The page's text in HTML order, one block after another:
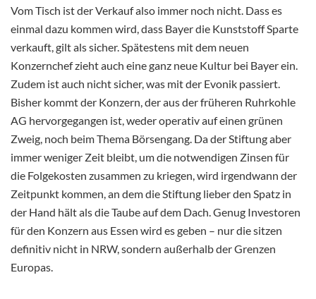
Vom Tisch ist der Verkauf also immer noch nicht. Dass es
einmal dazu kommen wird, dass Bayer die Kunststoff Sparte
verkauft, gilt als sicher. Spätestens mit dem neuen
Konzernchef zieht auch eine ganz neue Kultur bei Bayer ein.
Zudem ist auch nicht sicher, was mit der Evonik passiert.
Bisher kommt der Konzern, der aus der früheren Ruhrkohle
AG hervorgegangen ist, weder operativ auf einen grünen
Zweig, noch beim Thema Börsengang. Da der Stiftung aber
immer weniger Zeit bleibt, um die notwendigen Zinsen für
die Folgekosten zusammen zu kriegen, wird irgendwann der
Zeitpunkt kommen, an dem die Stiftung lieber den Spatz in
der Hand hält als die Taube auf dem Dach. Genug Investoren
für den Konzern aus Essen wird es geben – nur die sitzen
definitiv nicht in NRW, sondern außerhalb der Grenzen
Europas.